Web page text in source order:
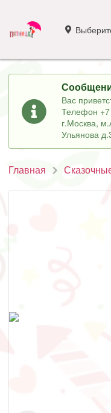
Вас
Телефон
г.Москва,
Ульянова
Главная